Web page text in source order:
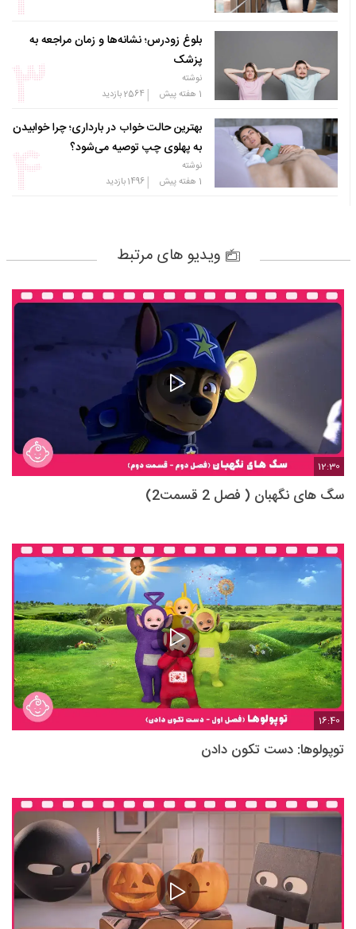
بلوغ زودرس؛ نشانه‌ها و زمان مراجعه به
پزشک
نوشته
1 هفته پیش
|
2564بازدید
بهترین حالت خواب در بارداری؛ چرا خوابیدن
به پهلوی چپ توصیه می‌شود؟
نوشته
1 هفته پیش
|
1496بازدید
ویدیو های مرتبط
12:30
سگ های نگهبان ( فصل 2 قسمت2)
16:40
توپولوها: دست تکون دادن